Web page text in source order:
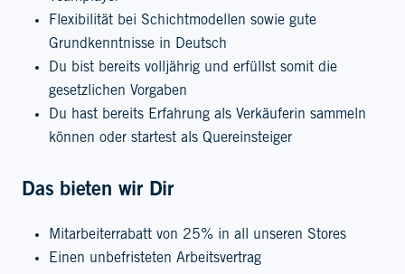
Flexibilität bei Schichtmodellen sowie gute
Grundkenntnisse in Deutsch
Du bist bereits volljährig und erfüllst somit die
gesetzlichen Vorgaben
Du hast bereits Erfahrung als Verkäuferin sammeln
können oder startest als Quereinsteiger
Das bieten wir Dir
Mitarbeiterrabatt von 25% in all unseren Stores
Einen unbefristeten Arbeitsvertrag